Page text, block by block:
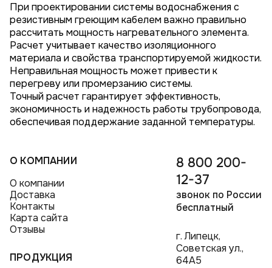
При проектировании системы водоснабжения с
резистивным греющим кабелем важно правильно
рассчитать мощность нагревательного элемента.
Расчет учитывает качество изоляционного
материала и свойства транспортируемой жидкости.
Неправильная мощность может привести к
перегреву или промерзанию системы.
Точный расчет гарантирует эффективность,
экономичность и надежность работы трубопровода,
обеспечивая поддержание заданной температуры.
О КОМПАНИИ
О компании
Доставка
Контакты
Карта сайта
Отзывы
ПРОДУКЦИЯ
8 800 200-
12-37
звонок по России
бесплатный
г. Липецк,
Советская ул.,
64А5